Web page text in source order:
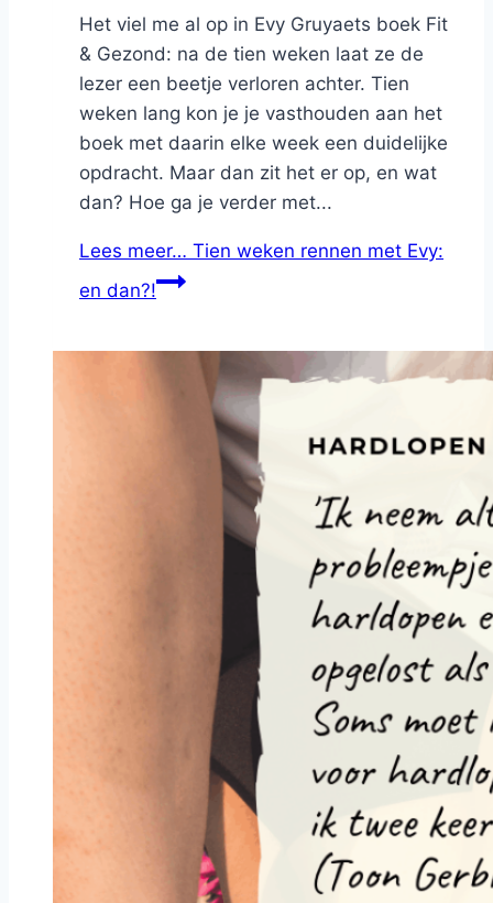
Het viel me al op in Evy Gruyaets boek Fit
& Gezond: na de tien weken laat ze de
lezer een beetje verloren achter. Tien
weken lang kon je je vasthouden aan het
boek met daarin elke week een duidelijke
opdracht. Maar dan zit het er op, en wat
dan? Hoe ga je verder met...
Lees meer… Tien weken rennen met Evy:
en dan?!